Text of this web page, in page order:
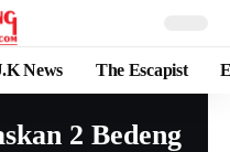
News The Escapist
2 Bedeng